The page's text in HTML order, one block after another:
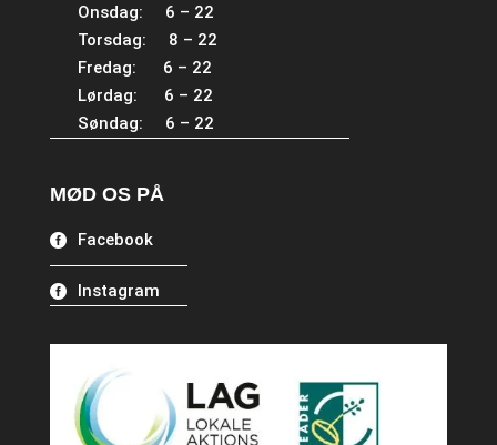
Onsdag: 6 – 22
Torsdag: 8 – 22
Fredag: 6 – 22
Lørdag: 6 – 22
Søndag: 6 – 22
MØD OS PÅ
Facebook
Instagram